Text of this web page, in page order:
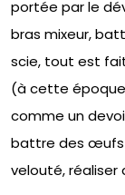
portée par le
bras mixeur,
scie, tout est
(à cette
comme un
battre des œufs
velouté, réaliser